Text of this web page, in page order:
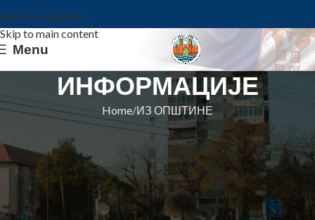
Skip to navigation
Skip to main content
Menu
ИНФОРМАЦИЈЕ
Home ИЗ ОПШТИНЕ
ИЗ ОПШТИНЕ
Годишњица рада Центра за
ментално здравље у заједници у
Панчеву